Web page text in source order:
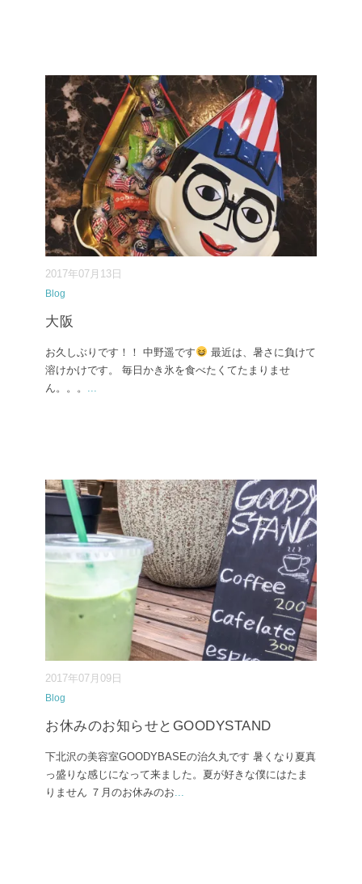
2017年07月13日
Blog
大阪
お久しぶりです！！ 中野遥です
最近は、暑さに負けて
溶けかけです。 毎日かき氷を食べたくてたまりませ
ん。。。 ...
2017年07月09日
Blog
お休みのお知らせとGOODYSTAND
下北沢の美容室GOODYBASEの治久丸です 暑くなり夏真
っ盛りな感じになって来ました。夏が好きな僕にはたま
りません ７月のお休みのお...